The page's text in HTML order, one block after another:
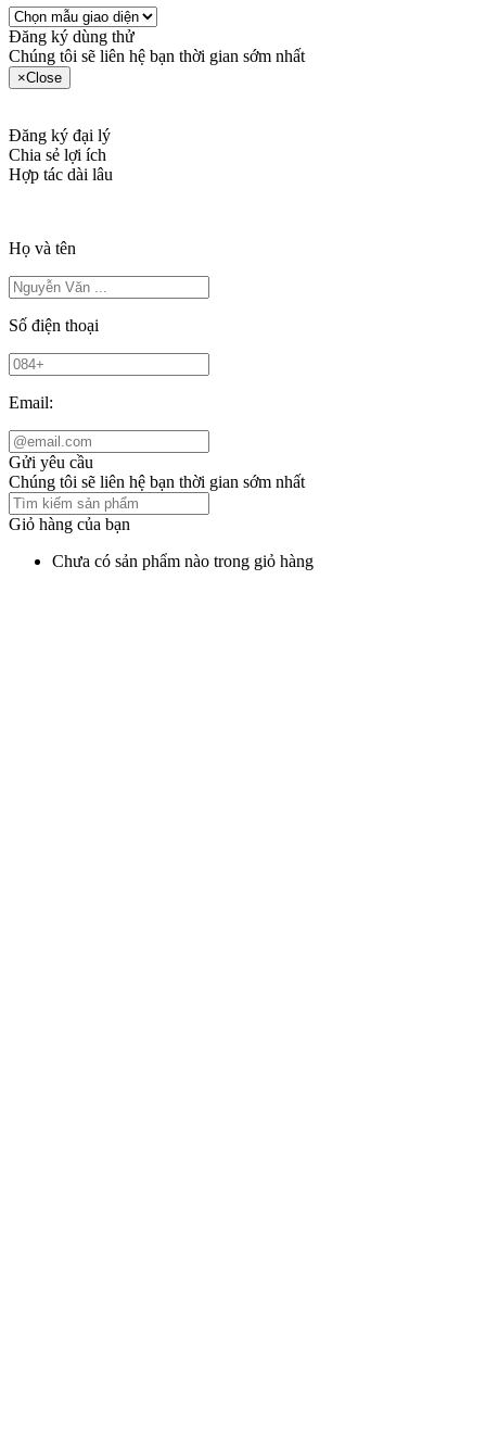
Đăng ký dùng thử
Chúng tôi sẽ liên hệ bạn thời gian sớm nhất
×Close
Đăng ký đại lý
Chia sẻ lợi ích
Hợp tác dài lâu
Họ và tên
Số điện thoại
Email:
Gửi yêu cầu
Chúng tôi sẽ liên hệ bạn thời gian sớm nhất
Giỏ hàng của bạn
Chưa có sản phẩm nào trong giỏ hàng